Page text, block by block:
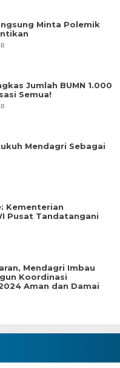
Minta Polemik
Jumlah BUMN 1.000
Semua!
Mendagri Sebagai
Kementerian
Pusat Tandatangani
Mendagri Imbau
Koordinasi
Aman dan Damai